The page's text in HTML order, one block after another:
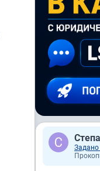
Задано